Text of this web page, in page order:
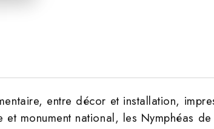
entre décor et installation,
et monument national, les Nymphéas